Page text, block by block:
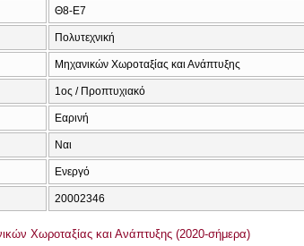
Θ8-Ε7
Πολυτεχνική
Μηχανικών Χωροταξίας και Ανάπτυξης
1ος / Προπτυχιακό
Εαρινή
Ναι
Ενεργό
20002346
Χωροταξίας και Ανάπτυξης (2020-σήμερα)